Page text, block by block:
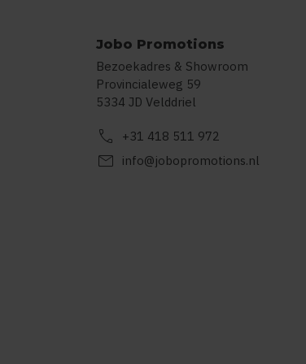
Jobo Promotions
Bezoekadres & Showroom
Provincialeweg 59
5334 JD Velddriel
call +31 418 511 972
mail info@jobopromotions.nl